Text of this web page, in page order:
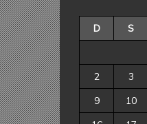
D
S
2
3
9
10